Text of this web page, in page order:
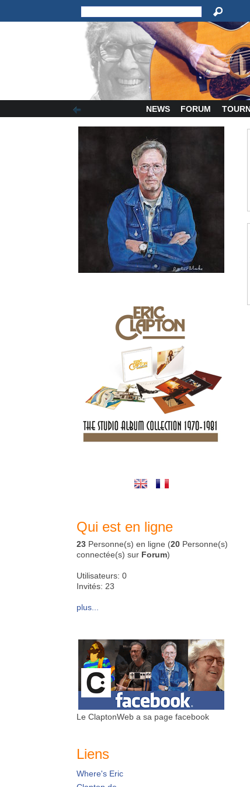
NEWS FORUM
Qui est en ligne
23 Personne(s) en ligne (20 Personne(s)
connectée(s) sur Forum)
Utilisateurs: 0
Invités: 23
plus...
Le ClaptonWeb a sa page facebook
Liens
Where's Eric